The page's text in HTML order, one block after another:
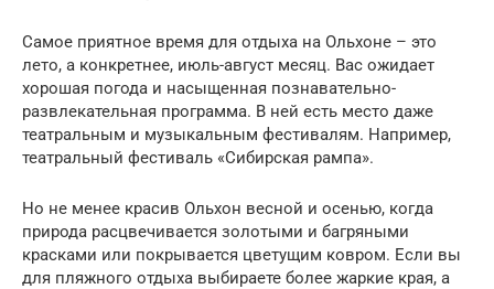
Самое приятное время для отдыха на Ольхоне – это
лето, а конкретнее, июль-август месяц. Вас ожидает
хорошая погода и насыщенная познавательно-
развлекательная программа. В ней есть место даже
театральным и музыкальным фестивалям. Например,
театральный фестиваль «Сибирская рампа».
Но не менее красив Ольхон весной и осенью, когда
природа расцвечивается золотыми и багряными
красками или покрывается цветущим ковром. Если вы
для пляжного отдыха выбираете более жаркие края, а